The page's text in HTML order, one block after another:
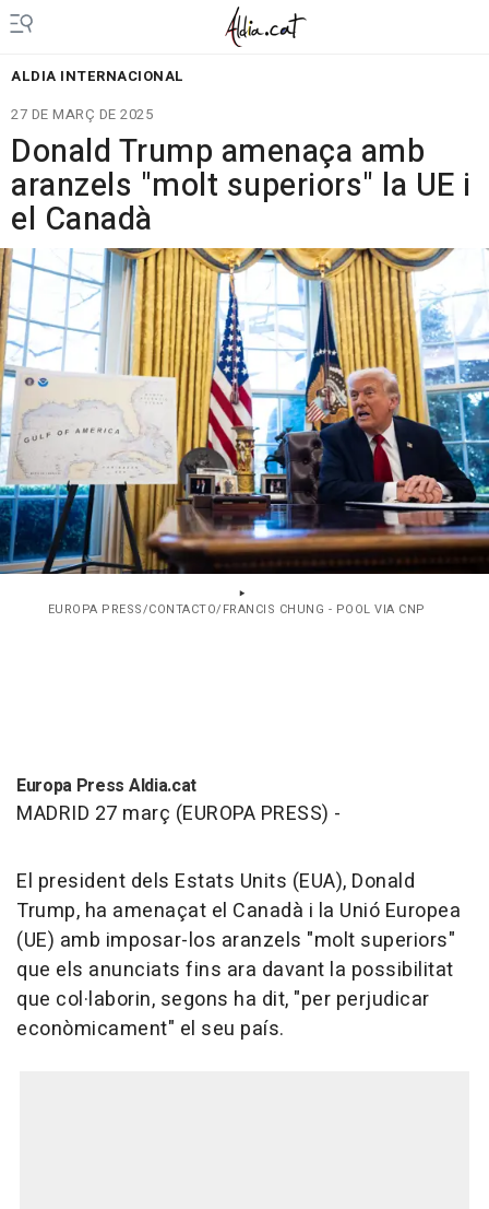
ALDIA INTERNACIONAL
27 DE MARÇ DE 2025
Donald Trump amenaça amb
aranzels "molt superiors" la UE i
el Canadà
EUROPA PRESS/CONTACTO/FRANCIS CHUNG - POOL VIA CNP
Europa Press Aldia.cat
MADRID 27 març (EUROPA PRESS) -
El president dels Estats Units (EUA), Donald
Trump, ha amenaçat el Canadà i la Unió Europea
(UE) amb imposar-los aranzels "molt superiors"
que els anunciats fins ara davant la possibilitat
que col·laborin, segons ha dit, "per perjudicar
econòmicament" el seu país.